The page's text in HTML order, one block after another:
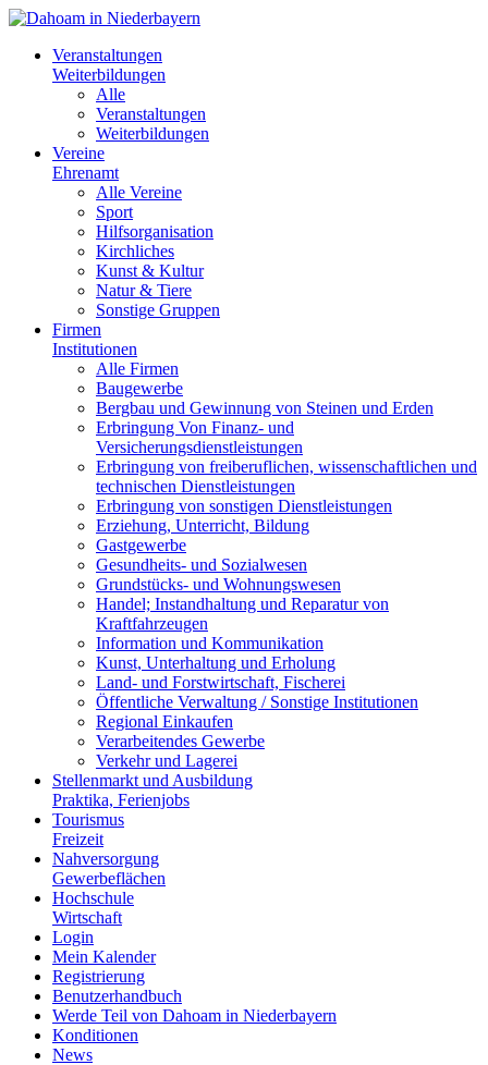
Veranstaltungen
Weiterbildungen
Alle
Veranstaltungen
Weiterbildungen
Vereine
Ehrenamt
Alle Vereine
Sport
Hilfsorganisation
Kirchliches
Kunst & Kultur
Natur & Tiere
Sonstige Gruppen
Firmen
Institutionen
Alle Firmen
Baugewerbe
Bergbau und Gewinnung von Steinen und Erden
Erbringung Von Finanz- und
Versicherungsdienstleistungen
Erbringung von freiberuflichen, wissenschaftlichen und
technischen Dienstleistungen
Erbringung von sonstigen Dienstleistungen
Erziehung, Unterricht, Bildung
Gastgewerbe
Gesundheits- und Sozialwesen
Grundstücks- und Wohnungswesen
Handel; Instandhaltung und Reparatur von
Kraftfahrzeugen
Information und Kommunikation
Kunst, Unterhaltung und Erholung
Land- und Forstwirtschaft, Fischerei
Öffentliche Verwaltung / Sonstige Institutionen
Regional Einkaufen
Verarbeitendes Gewerbe
Verkehr und Lagerei
Stellenmarkt und Ausbildung
Praktika, Ferienjobs
Tourismus
Freizeit
Nahversorgung
Gewerbeflächen
Hochschule
Wirtschaft
Login
Mein Kalender
Registrierung
Benutzerhandbuch
Werde Teil von Dahoam in Niederbayern
Konditionen
News